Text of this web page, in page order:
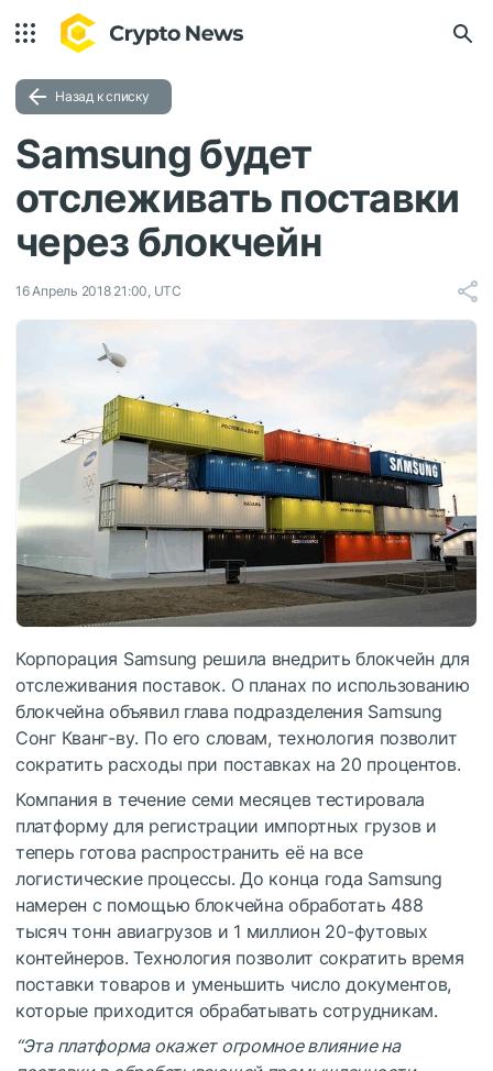
Назад к списку
Samsung будет
отслеживать поставки
через блокчейн
16 Апрель 2018 21:00, UTC
Корпорация Samsung решила внедрить блокчейн для
отслеживания поставок. О планах по использованию
блокчейна объявил глава подразделения Samsung
Сонг Кванг-ву. По его словам, технология позволит
сократить расходы при поставках на 20 процентов.
Компания в течение семи месяцев тестировала
платформу для регистрации импортных грузов и
теперь готова распространить её на все
логистические процессы. До конца года Samsung
намерен с помощью блокчейна обработать 488
тысяч тонн авиагрузов и 1 миллион 20-футовых
контейнеров. Технология позволит сократить время
поставки товаров и уменьшить число документов,
которые приходится обрабатывать сотрудникам.
“Эта платформа окажет огромное влияние на